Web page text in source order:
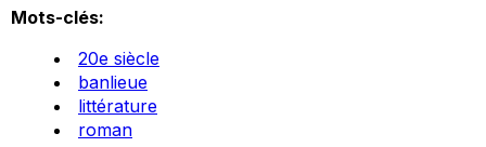
Mots-clés:
20e siècle
banlieue
littérature
roman